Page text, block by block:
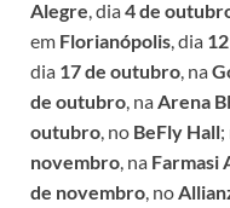
Alegre , dia4 de
em Florianópolis , dia
dia 17 de outubro , na
de outubro , na Arena
outubro , no BeFly Hall;
novembro , na Farmasi
de novembro , no